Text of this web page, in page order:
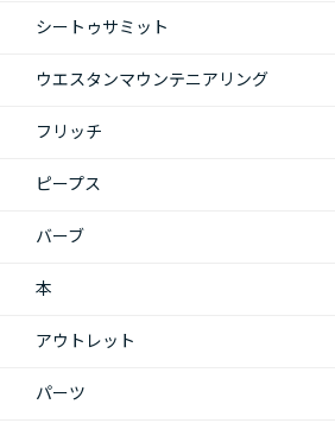
シートゥサミット
ウエスタンマウンテニアリング
フリッチ
ピープス
バーブ
本
アウトレット
パーツ